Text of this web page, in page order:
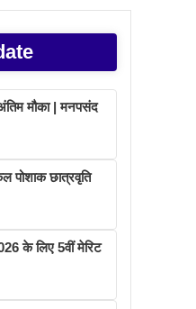
मौका | मनपसंद
पोशाक छात्रवृति
के लिए 5वीं मेरिट